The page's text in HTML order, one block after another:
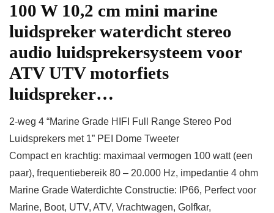
100 W 10,2 cm mini marine
luidspreker waterdicht stereo
audio luidsprekersysteem voor
ATV UTV motorfiets
luidspreker…
2-weg 4 “Marine Grade HIFI Full Range Stereo Pod
Luidsprekers met 1” PEI Dome Tweeter
Compact en krachtig: maximaal vermogen 100 watt (een
paar), frequentiebereik 80 – 20.000 Hz, impedantie 4 ohm
Marine Grade Waterdichte Constructie: IP66, Perfect voor
Marine, Boot, UTV, ATV, Vrachtwagen, Golfkar,